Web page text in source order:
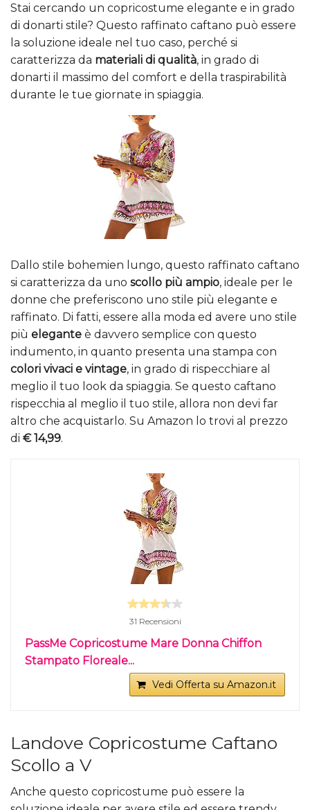
Stai cercando un copricostume elegante e in grado
di donarti stile? Questo raffinato caftano può essere
la soluzione ideale nel tuo caso, perché si
caratterizza da materiali di qualità, in grado di
donarti il massimo del comfort e della traspirabilità
durante le tue giornate in spiaggia.
Dallo stile bohemien lungo, questo raffinato caftano
si caratterizza da uno scollo più ampio, ideale per le
donne che preferiscono uno stile più elegante e
raffinato. Di fatti, essere alla moda ed avere uno stile
più elegante è davvero semplice con questo
indumento, in quanto presenta una stampa con
colori vivaci e vintage, in grado di rispecchiare al
meglio il tuo look da spiaggia. Se questo caftano
rispecchia al meglio il tuo stile, allora non devi far
altro che acquistarlo. Su Amazon lo trovi al prezzo
di € 14,99.
31 Recensioni
PassMe Copricostume Mare Donna Chiffon
Stampato Floreale...
Vedi Offerta su Amazon.it
Landove Copricostume Caftano
Scollo a V
Anche questo copricostume può essere la